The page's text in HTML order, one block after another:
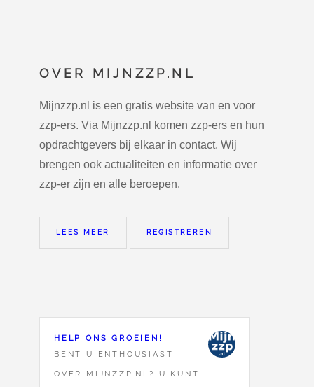
OVER MIJNZZP.NL
Mijnzzp.nl is een gratis website van en voor
zzp-ers. Via Mijnzzp.nl komen zzp-ers en hun
opdrachtgevers bij elkaar in contact. Wij
brengen ook actualiteiten en informatie over
zzp-er zijn en alle beroepen.
LEES MEER REGISTREREN
HELP ONS GROEIEN!
BENT U ENTHOUSIAST
OVER MIJNZZP.NL? U KUNT